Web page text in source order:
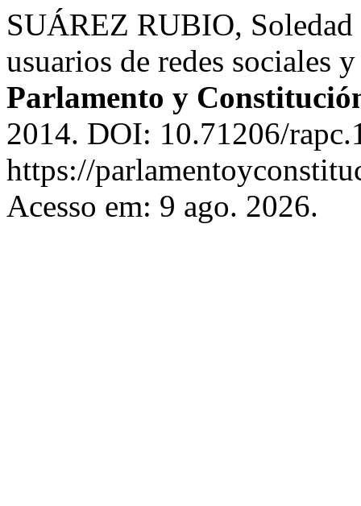
SUÁREZ RUBIO,
usuarios de redes sociales
Parlamento y
2014. DOI: 10.71206/
https://
Acesso em: 9 ago. 2026.